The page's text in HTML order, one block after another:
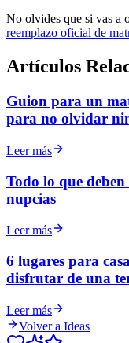
No olvides que si vas a
reemplazo oficial de
Artículos
Guion para un
para no olvidar
Leer más
Todo lo que deben
nupcias
Leer más
6 lugares para
disfrutar de una
Leer más
Volver a Ideas